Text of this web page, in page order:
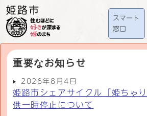
スマート
窓口
重要なお知らせ
2026年8月4日
姫路市シェアサイクル「姫ちゃ
供一時停止について